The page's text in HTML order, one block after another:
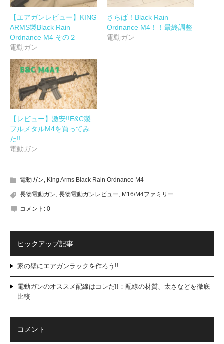
【エアガンレビュー】KING
ARMS製Black Rain
Ordnance M4 その２
電動ガン
さらば！Black Rain
Ordnance M4！！最終調整
電動ガン
【レビュー】激安!!E&C製
フルメタルM4を買ってみ
た!!
電動ガン
電動ガン, King Arms Black Rain Ordnance M4
長物電動ガン, 長物電動ガンレビュー, M16/M4ファミリー
コメント: 0
ピックアップ記事
家の壁にエアガンラックを作ろう!!
電動ガンのオススメ配線はコレだ!!：配線の材質、太さなどを徹底
比較
コメント